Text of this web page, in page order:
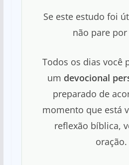
Se este estudo foi
não pare
Todos os dias você
um devocional
preparado de
momento que está
reflexão bíblica,
oração.